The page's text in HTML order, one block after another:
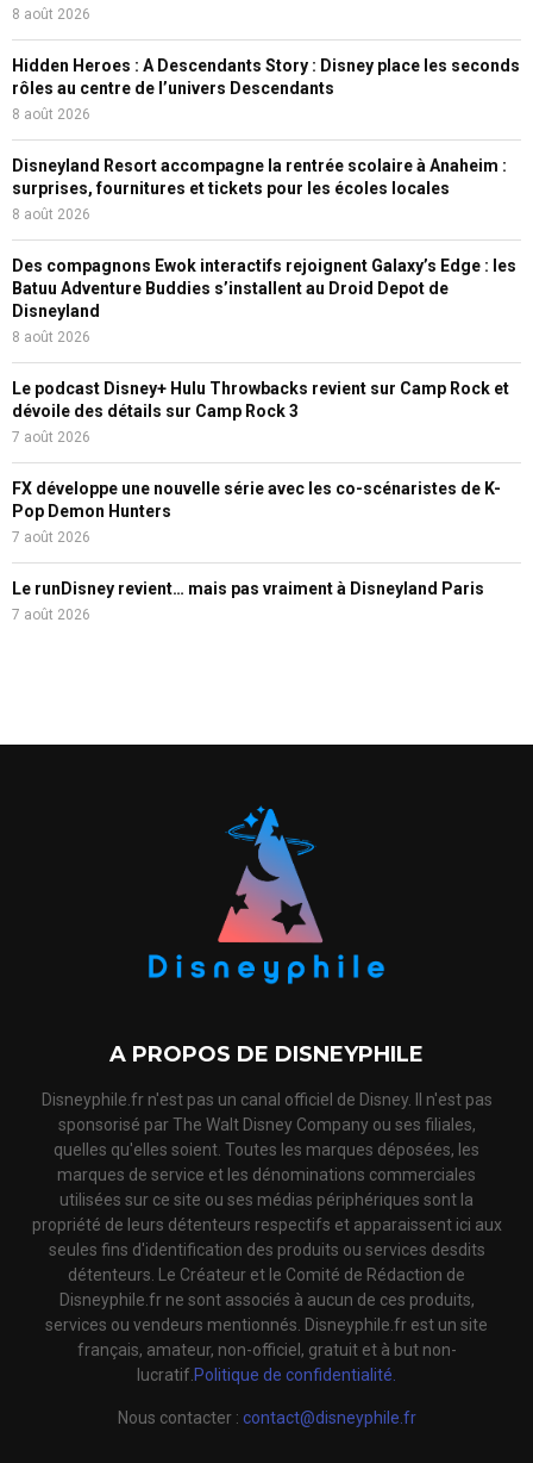
8 août 2026
Hidden Heroes : A Descendants Story : Disney place les seconds
rôles au centre de l’univers Descendants
8 août 2026
Disneyland Resort accompagne la rentrée scolaire à Anaheim :
surprises, fournitures et tickets pour les écoles locales
8 août 2026
Des compagnons Ewok interactifs rejoignent Galaxy’s Edge : les
Batuu Adventure Buddies s’installent au Droid Depot de
Disneyland
8 août 2026
Le podcast Disney+ Hulu Throwbacks revient sur Camp Rock et
dévoile des détails sur Camp Rock 3
7 août 2026
FX développe une nouvelle série avec les co-scénaristes de K-
Pop Demon Hunters
7 août 2026
Le runDisney revient… mais pas vraiment à Disneyland Paris
7 août 2026
A PROPOS DE DISNEYPHILE
Disneyphile.fr n'est pas un canal officiel de Disney. Il n'est pas
sponsorisé par The Walt Disney Company ou ses filiales,
quelles qu'elles soient. Toutes les marques déposées, les
marques de service et les dénominations commerciales
utilisées sur ce site ou ses médias périphériques sont la
propriété de leurs détenteurs respectifs et apparaissent ici aux
seules fins d'identification des produits ou services desdits
détenteurs. Le Créateur et le Comité de Rédaction de
Disneyphile.fr ne sont associés à aucun de ces produits,
services ou vendeurs mentionnés. Disneyphile.fr est un site
français, amateur, non-officiel, gratuit et à but non-
lucratif. Politique de confidentialité.
Nous contacter : contact@disneyphile.fr